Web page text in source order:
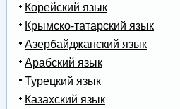
Корейский язык
Крымско-татарский язык
Азербайджанский язык
Арабский язык
Турецкий язык
Казахский язык